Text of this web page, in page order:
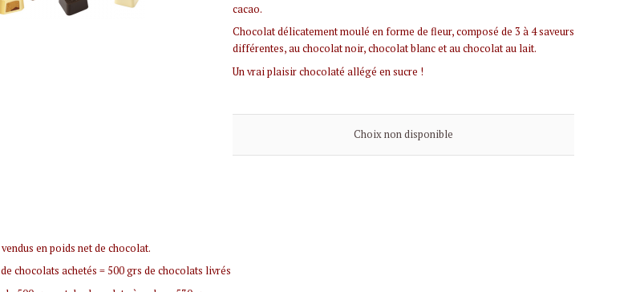
cacao.
Chocolat délicatement moulé en forme de fleur, composé de 3 à 4 saveurs
différentes, au chocolat noir, chocolat blanc et au chocolat au lait.
Un vrai plaisir chocolaté allégé en sucre !
Choix non disponible
en poids net de chocolat.
chocolats achetés = 500 grs de chocolats livrés